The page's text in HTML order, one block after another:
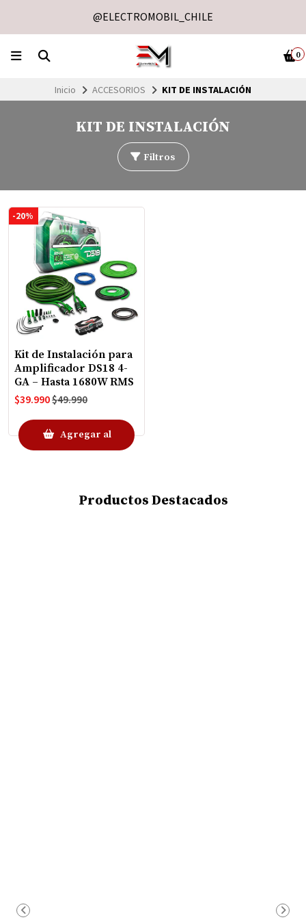
@ELECTROMOBIL_CHILE
0
Inicio ACCESORIOS KIT DE INSTALACIÓN
KIT DE INSTALACIÓN
Filtros
-20%
Kit de Instalación para
Amplificador DS18 4-
GA – Hasta 1680W RMS
$39.990$49.990
Agregar al
Productos Destacados